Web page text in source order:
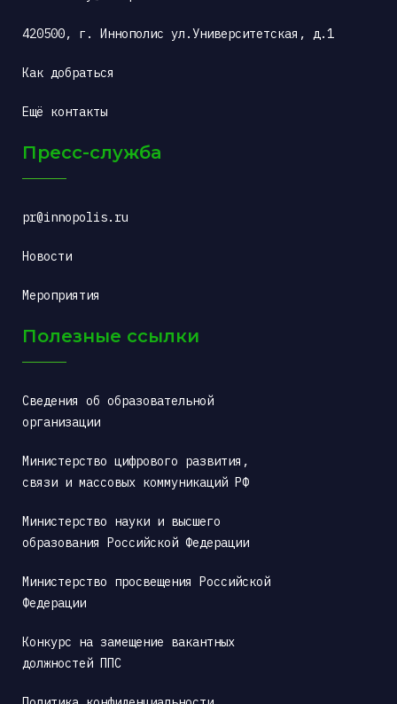
420500, г. Иннополис ул.Университетская, д.1
Как добраться
Ещё контакты
Пресс-служба
pr@innopolis.ru
Новости
Мероприятия
Полезные ссылки
Сведения об образовательной
организации
Министерство цифрового развития,
связи и массовых коммуникаций РФ
Министерство науки и высшего
образования Российской Федерации
Министерство просвещения Российской
Федерации
Конкурс на замещение вакантных
должностей ППС